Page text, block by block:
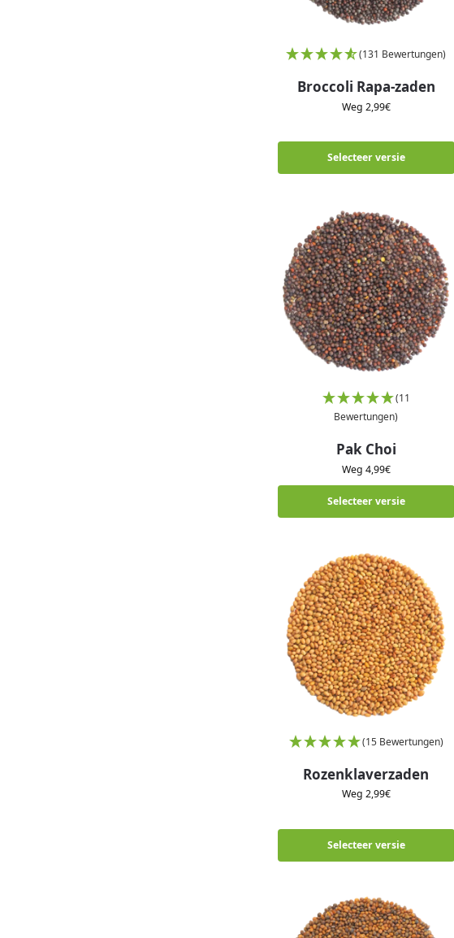
(131 Bewertungen)
Broccoli Rapa-zaden
Weg 2,99€
Selecteer versie
(11
Bewertungen)
Pak Choi
Weg 4,99€
Selecteer versie
(15 Bewertungen)
Rozenklaverzaden
Weg 2,99€
Selecteer versie